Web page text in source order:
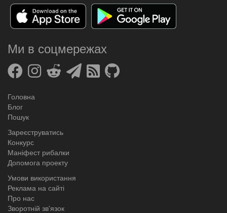
Ми в соцмережах
Головна
Блог
Пошук
Зареєструватись
Конкурс
Маніфест рибалки
Допомога проекту
Умови використання
Реклама на сайті
Про нас
Зворотній зв'язок